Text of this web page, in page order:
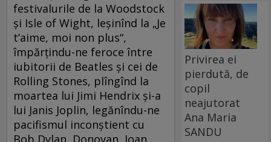
festivalurile de la Woodstock
şi Isle of Wight, leşinînd la „Je
t’aime, moi non plus“,
împărţindu-ne feroce între
iubitorii de Beatles şi cei de
Rolling Stones, plîngînd la
moartea lui Jimi Hendrix şi-a
lui Janis Joplin, legănîndu-ne
pacifismul inconştient cu
Bob Dylan, Donovan, Joan
Privirea ei
pierdută, de
copil
neajutorat
Ana Maria
SANDU